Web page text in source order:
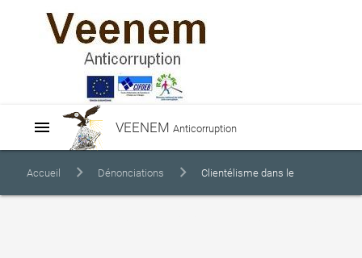
VEENEMAnticorruption
menu
Accueil Dénonciations Clientélisme dans le